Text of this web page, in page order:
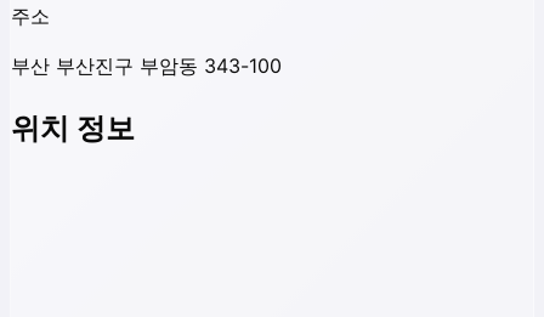
주소
부산 부산진구 부암동 343-100
위치 정보